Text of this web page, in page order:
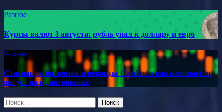
Разное
Курсы валют 8 августа: рубль упал к доллару и евро
Разное
Стагнация биткоина и рекорды Cardano: как начинается
август на крипторынке
Найти: